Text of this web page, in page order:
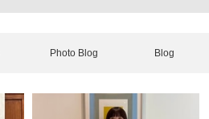
Photo Blog Blog